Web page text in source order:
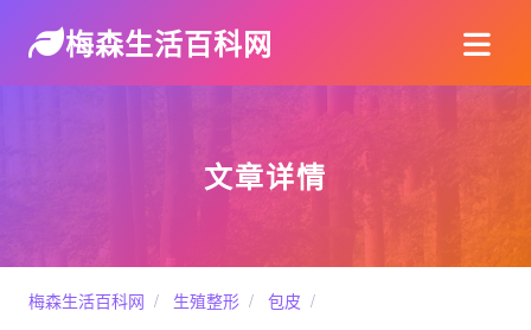
梅森生活百科网
文章详情
梅森生活百科网 / 生殖整形 / 包皮 /